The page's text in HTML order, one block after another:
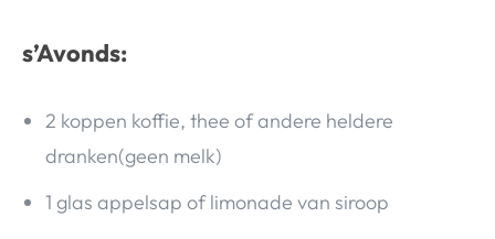
s’Avonds:
2 koppen koffie, thee of andere heldere
dranken(geen melk)
1 glas appelsap of limonade van siroop